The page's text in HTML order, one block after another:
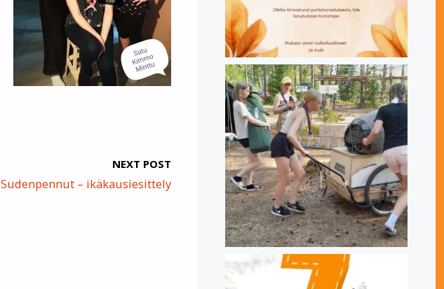
NEXT POST
Sudenpennut – ikäkausiesittely